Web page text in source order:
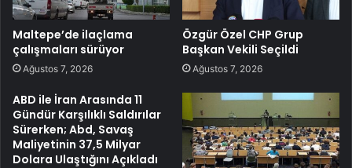
Maltepe’de ilaçlama
çalışmaları sürüyor
Ağustos 7, 2026
Özgür Özel CHP Grup
Başkan Vekili Seçildi
Ağustos 7, 2026
ABD ile İran Arasında 11
Gündür Karşılıklı Saldırılar
Sürerken; Abd, Savaş
Maliyetinin 37,5 Milyar
Dolara Ulaştığını Açıkladı